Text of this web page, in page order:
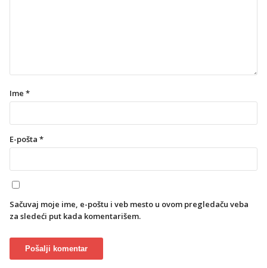
Ime *
E-pošta *
Sačuvaj moje ime, e-poštu i veb mesto u ovom pregledaču veba
za sledeći put kada komentarišem.